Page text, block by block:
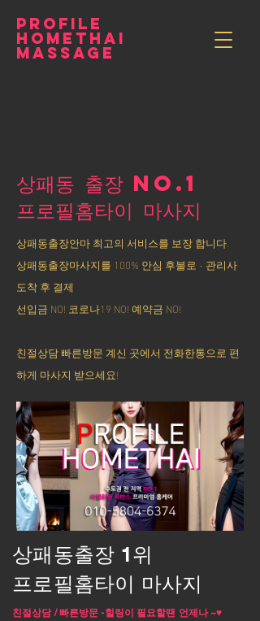
PROFILE
HOMETHAI
MASSAGE
상패동 출장 NO.1
​프로필홈타이 마사지
상패동출장안마 최고의 서비스를 보장 합니다.
상패동출장마사지를 100% 안심 후불로 - 관리사
도착 후 결제
선입금 NO! 코로나19 NO! 예약금 NO!
친절상담 빠른방문 계신 곳에서 전화한통으로 편
하게 마사지 받으세요!
상패동출장 1위
프로필홈타이 마사지
친절상담 / 빠른방문 -힐링이 필요할땐 언제나 ~♥